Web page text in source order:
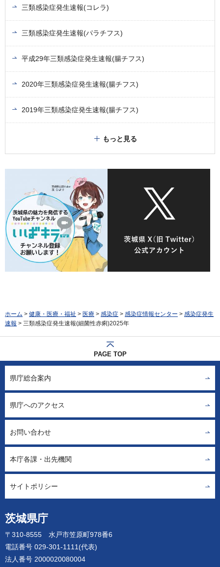
三類感染症発生速報(コレラ)
三類感染症発生速報(パラチフス)
平成29年三類感染症発生速報(腸チフス)
2020年三類感染症発生速報(腸チフス)
2019年三類感染症発生速報(腸チフス)
もっと見る
ホーム > 健康・医療・福祉 > 医療 > 感染症 > 感染症情報センター > 感染症発生
速報 > 三類感染症発生速報(細菌性赤痢)2025年
PAGE TOP
茨城県庁
〒310-8555 水戸市笠原町978番6
電話番号 029-301-1111(代表)
法人番号 2000020080004
県庁総合案内
県庁へのアクセス
お問い合わせ
本庁各課・出先機関
サイトポリシー